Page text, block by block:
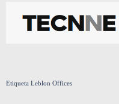
contenido
Etiqueta Leblon Offices